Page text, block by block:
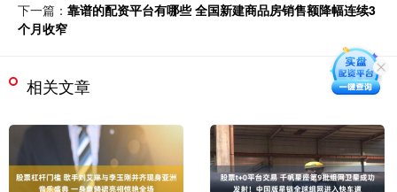
下一篇： 靠谱的配资平台有哪些 全国新建商品房销售额降幅连续3
个月收窄
相关文章